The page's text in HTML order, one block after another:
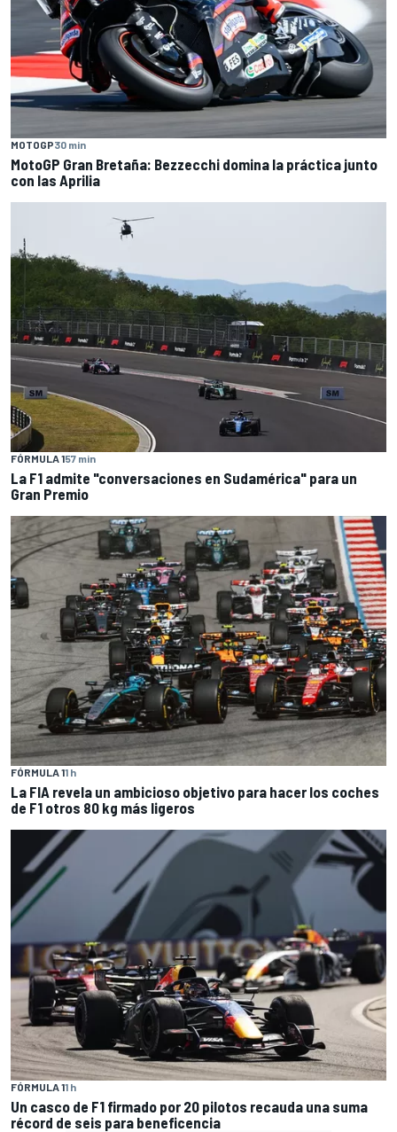
MOTOGP30 min
MotoGP Gran Bretaña: Bezzecchi domina la práctica junto
con las Aprilia
FÓRMULA 157 min
La F1 admite "conversaciones en Sudamérica" para un
Gran Premio
FÓRMULA 11 h
La FIA revela un ambicioso objetivo para hacer los coches
de F1 otros 80 kg más ligeros
FÓRMULA 11 h
Un casco de F1 firmado por 20 pilotos recauda una suma
récord de seis para beneficencia